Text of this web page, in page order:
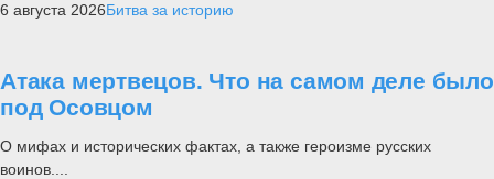
6 августа 2026Битва за историю
Атака мертвецов. Что на самом деле было
под Осовцом
О мифах и исторических фактах, а также героизме русских
воинов....